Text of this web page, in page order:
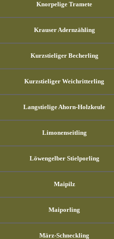
Knorpelige Tramete
Krauser Adernzähling
Kurzstieliger Becherling
Kurzstieliger Weichritterling
Langstielige Ahorn-Holzkeule
Limonenseitling
Löwengelber Stielporling
Maipilz
Maiporling
März-Schneckling